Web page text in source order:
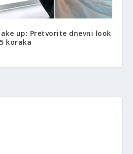
up: Pretvorite dnevni look
koraka